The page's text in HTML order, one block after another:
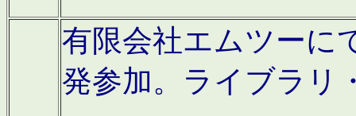
有限会社エムツーに
発参加。ライブラリ